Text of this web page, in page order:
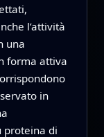
l’attività
una
forma attiva
in
proteina di